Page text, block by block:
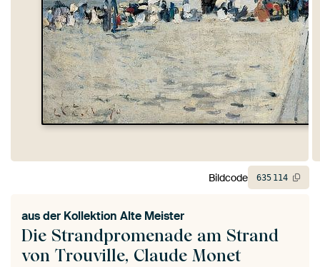
Die Strandpromenade am Strand
von Trouville, Claude Monet
aus der Kollektion Alte Meister
Bildcode 635 114